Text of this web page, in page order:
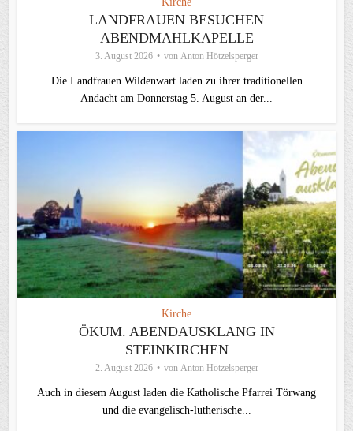
LANDFRAUEN BESUCHEN
ABENDMAHLKAPELLE
3. August 2026 von Anton Hötzelsperger
Die Landfrauen Wildenwart laden zu ihrer traditionellen
Andacht am Donnerstag 5. August an der...
Kirche
ÖKUM. ABENDAUSKLANG IN
STEINKIRCHEN
2. August 2026 von Anton Hötzelsperger
Auch in diesem August laden die Katholische Pfarrei Törwang
und die evangelisch‑lutherische...